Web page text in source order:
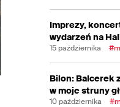
Imprezy,
wydarzeń na
15 października
Bilon: Balcerek
w moje struny
10 października